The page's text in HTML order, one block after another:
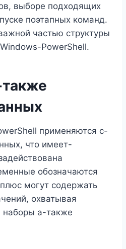
выборе подходящих
поэтапных команд.
частью структуры
PowerShell.
применяются с-
что имеет-
обозначаются
могут содержать
охватывая
наборы а-также